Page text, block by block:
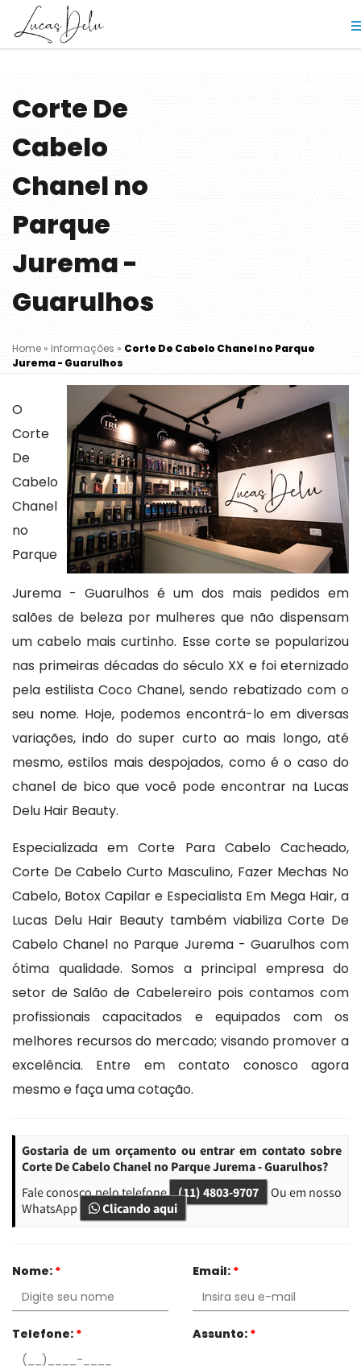
Corte De
Cabelo
Chanel no
Parque
Jurema -
Guarulhos
Home» Informações » Corte De Cabelo Chanel no Parque
Jurema - Guarulhos
O
Corte
De
Cabelo
Chanel
no
Parque
Jurema - Guarulhos é um dos mais pedidos em
salões de beleza por mulheres que não dispensam
um cabelo mais curtinho. Esse corte se popularizou
nas primeiras décadas do século XX e foi eternizado
pela estilista Coco Chanel, sendo rebatizado com o
seu nome. Hoje, podemos encontrá-lo em diversas
variações, indo do super curto ao mais longo, até
mesmo, estilos mais despojados, como é o caso do
chanel de bico que você pode encontrar na Lucas
Delu Hair Beauty.
Especializada em Corte Para Cabelo Cacheado,
Corte De Cabelo Curto Masculino, Fazer Mechas No
Cabelo, Botox Capilar e Especialista Em Mega Hair, a
Lucas Delu Hair Beauty também viabiliza Corte De
Cabelo Chanel no Parque Jurema - Guarulhos com
ótima qualidade. Somos a principal empresa do
setor de Salão de Cabelereiro pois contamos com
profissionais capacitados e equipados com os
melhores recursos do mercado; visando promover a
excelência. Entre em contato conosco agora
mesmo e faça uma cotação.
Gostaria de um orçamento ou entrar em contato sobre
Corte De Cabelo Chanel no Parque Jurema - Guarulhos?
Fale conosco pelo telefone (11) 4803-9707
Ou em nosso
WhatsApp
Clicando aqui
Nome: * Email: *
Telefone: * Assunto: *